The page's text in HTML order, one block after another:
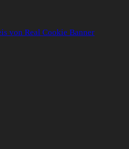
von Real Cookie Banner